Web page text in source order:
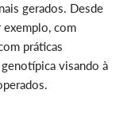
gerados. Desde
exemplo, com
práticas
visando à